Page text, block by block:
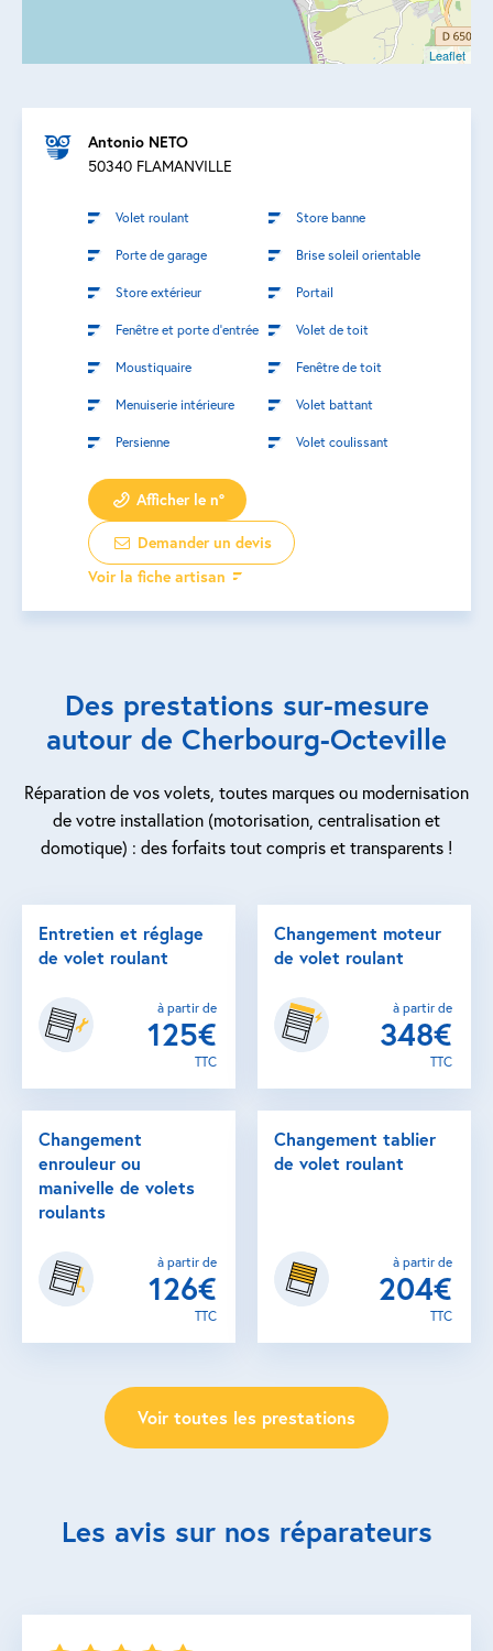
Leaflet
Antonio NETO
50340 FLAMANVILLE
Volet roulant Store banne
Porte de garage Brise soleil orientable
Store extérieur Portail
Fenêtre et porte d’entrée Volet de toit
Moustiquaire Fenêtre de toit
Menuiserie intérieure Volet battant
Persienne Volet coulissant
Afficher le n°
Demander un devis
Voir la fiche artisan
Des prestations sur-mesure
autour de Cherbourg-Octeville
Réparation de vos volets, toutes marques ou modernisation
de votre installation (motorisation, centralisation et
domotique) : des forfaits tout compris et transparents !
Entretien et réglage
de volet roulant
à partir de
125€
TTC
Changement moteur
de volet roulant
à partir de
348€
TTC
Changement
enrouleur ou
manivelle de volets
roulants
à partir de
126€
TTC
Changement tablier
de volet roulant
à partir de
204€
TTC
Voir toutes les prestations
Les avis sur nos réparateurs